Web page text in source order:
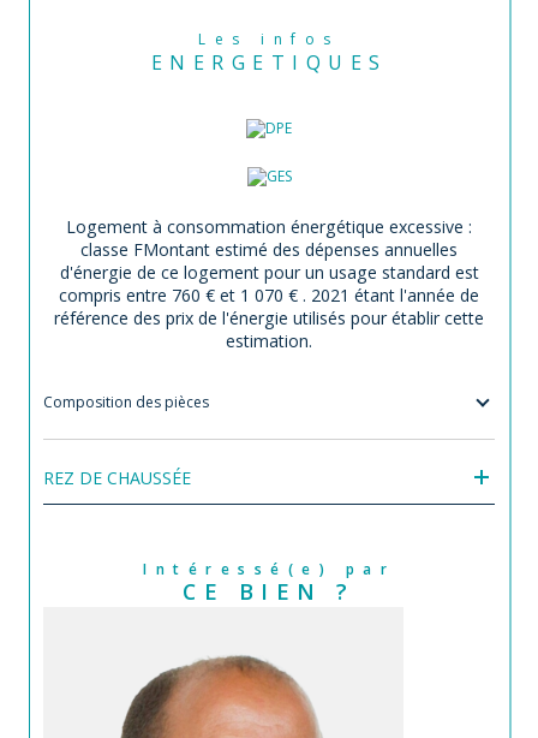
Les infos
ENERGETIQUES
Logement à consommation énergétique excessive :
classe FMontant estimé des dépenses annuelles
d'énergie de ce logement pour un usage standard est
compris entre 760 € et 1 070 € . 2021 étant l'année de
référence des prix de l'énergie utilisés pour établir cette
estimation.
Composition des pièces
REZ DE CHAUSSÉE
Intéressé(e) par
CE BIEN ?